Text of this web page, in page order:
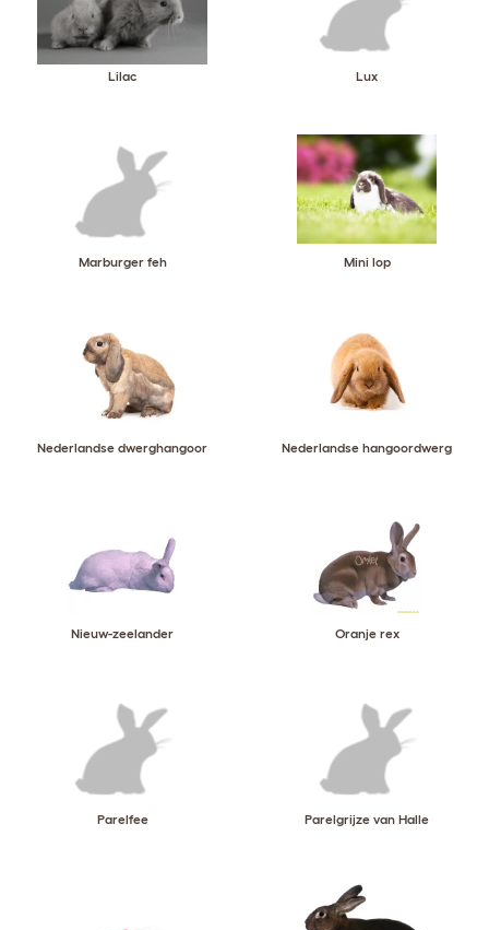
Lilac Lux
Marburger feh Mini lop
Nederlandse dwerghangoor Nederlandse hangoordwerg
Nieuw-zeelander Oranje rex
Parelfee Parelgrijze van Halle